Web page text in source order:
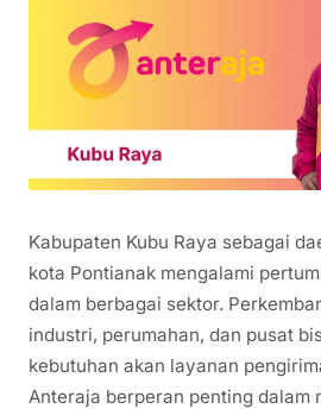
Kabupaten Kubu Raya sebagai
kota Pontianak mengalami
dalam berbagai sektor.
industri, perumahan, dan pusat
kebutuhan akan layanan
Anteraja berperan penting dalam